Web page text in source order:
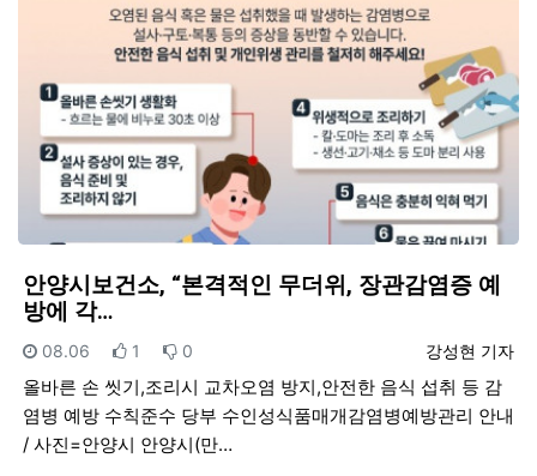
안양시보건소, “본격적인 무더위, 장관감염증 예
방에 각…
등록자
강성현 기자
등록일
08.06 추천
1 비추천
0
올바른 손 씻기,조리시 교차오염 방지,안전한 음식 섭취 등 감
염병 예방 수칙준수 당부 수인성식품매개감염병예방관리 안내
/ 사진=안양시 안양시(만…